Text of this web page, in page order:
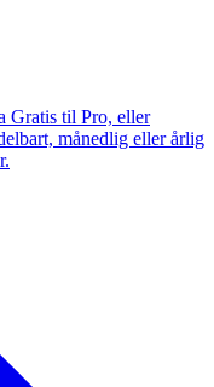
Gratis til Pro, eller
månedlig eller årlig